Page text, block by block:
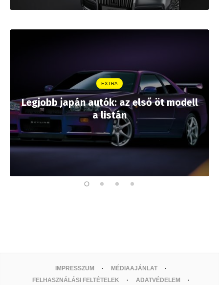
EXTRA
Legjobb japán autók: az első öt modell
a listán
IMPRESSZUM
MÉDIAAJÁNLAT
FELHASZNÁLÁSI FELTÉTELEK
ADATVÉDELEM